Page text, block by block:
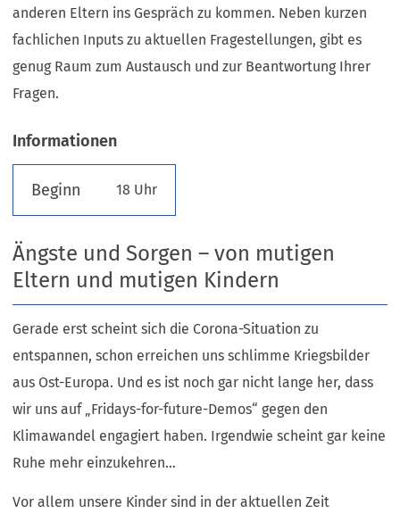
anderen Eltern ins Gespräch zu kommen. Neben kurzen
fachlichen Inputs zu aktuellen Fragestellungen, gibt es
genug Raum zum Austausch und zur Beantwortung Ihrer
Fragen.
Informationen
Beginn 18 Uhr
Ängste und Sorgen – von mutigen
Eltern und mutigen Kindern
Gerade erst scheint sich die Corona-Situation zu
entspannen, schon erreichen uns schlimme Kriegsbilder
aus Ost-Europa. Und es ist noch gar nicht lange her, dass
wir uns auf „Fridays-for-future-Demos“ gegen den
Klimawandel engagiert haben. Irgendwie scheint gar keine
Ruhe mehr einzukehren…
Vor allem unsere Kinder sind in der aktuellen Zeit